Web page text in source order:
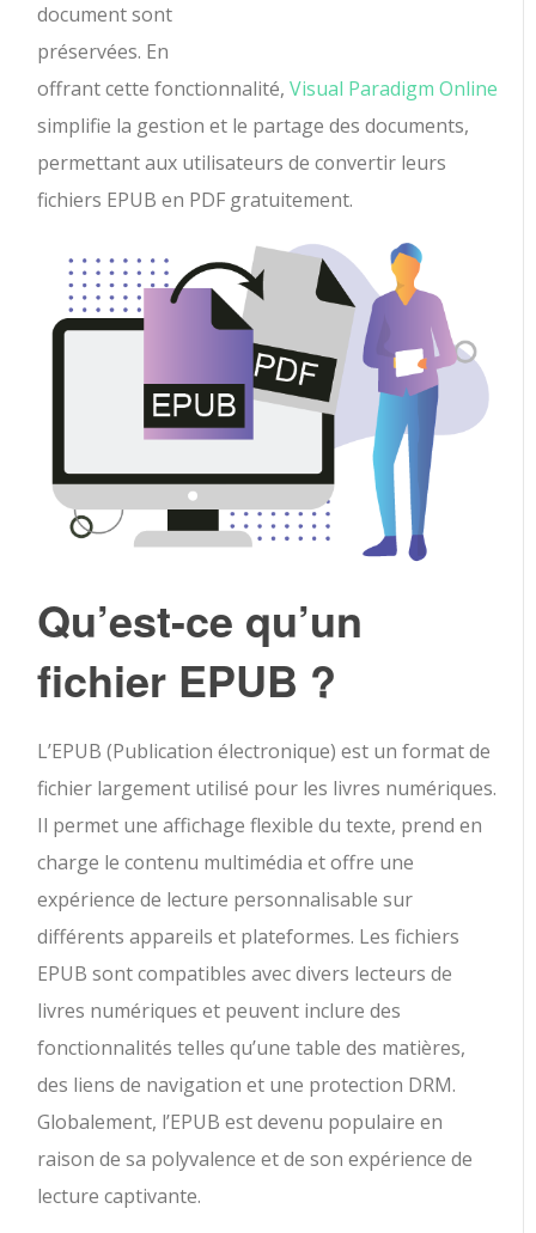
document sont
préservées. En
offrant cette fonctionnalité,Visual Paradigm Online
simplifie la gestion et le partage des documents,
permettant aux utilisateurs de convertir leurs
fichiers EPUB en PDF gratuitement.
Qu’est-ce qu’un
fichier EPUB ?
L’EPUB (Publication électronique) est un format de
fichier largement utilisé pour les livres numériques.
Il permet une affichage flexible du texte, prend en
charge le contenu multimédia et offre une
expérience de lecture personnalisable sur
différents appareils et plateformes. Les fichiers
EPUB sont compatibles avec divers lecteurs de
livres numériques et peuvent inclure des
fonctionnalités telles qu’une table des matières,
des liens de navigation et une protection DRM.
Globalement, l’EPUB est devenu populaire en
raison de sa polyvalence et de son expérience de
lecture captivante.